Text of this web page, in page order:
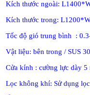
Kích thước ngoài:
Kích thước trong:
Tốc độ gió trung bình :
Vật liệu: bên trong / SUS
Cửa kính : cường lực dày 5
Lọc không khí: Sử dụng